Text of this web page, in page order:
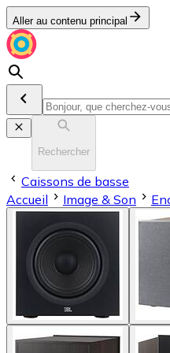
Aller au contenu principal
Rechercher
Caissons de basse
Accueil
Image & Son